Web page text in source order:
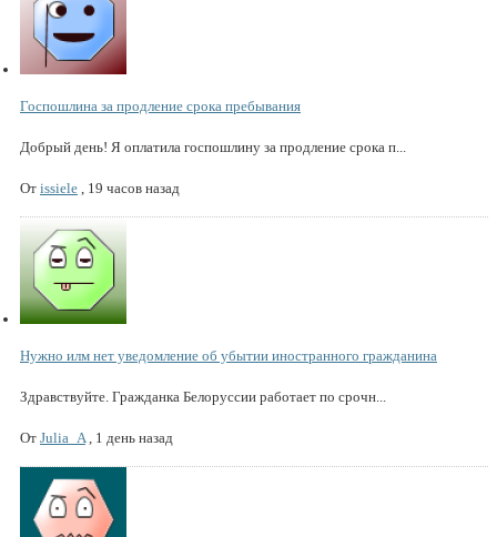
Госпошлина за продление срока пребывания
Добрый день! Я оплатила госпошлину за продление срока п...
От issiele 19 часов назад
Нужно илм нет уведомление об убытии иностранного гражданина
Здравствуйте. Гражданка Белоруссии работает по срочн...
От Julia_A 1 день назад